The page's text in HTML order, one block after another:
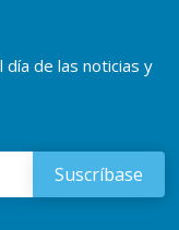
día de las noticias y